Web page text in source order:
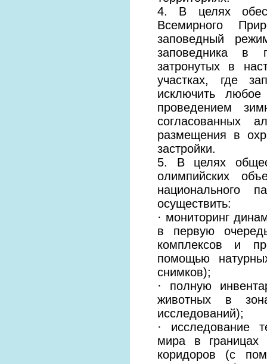
4. В целях
Всемирного
заповедный
заповедника в
затронутых в
участках, где
исключить
проведением
согласованных
размещения в
застройки.
5. В целях
олимпийских
национального
осуществить:
· мониторинг
в первую
комплексов и
помощью
снимков);
· полную
животных в
исследований);
· исследование
мира в границах
коридоров (с